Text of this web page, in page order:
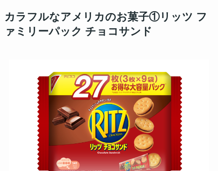
カラフルなアメリカのお菓子①リッツ フ
ァミリーパック チョコサンド